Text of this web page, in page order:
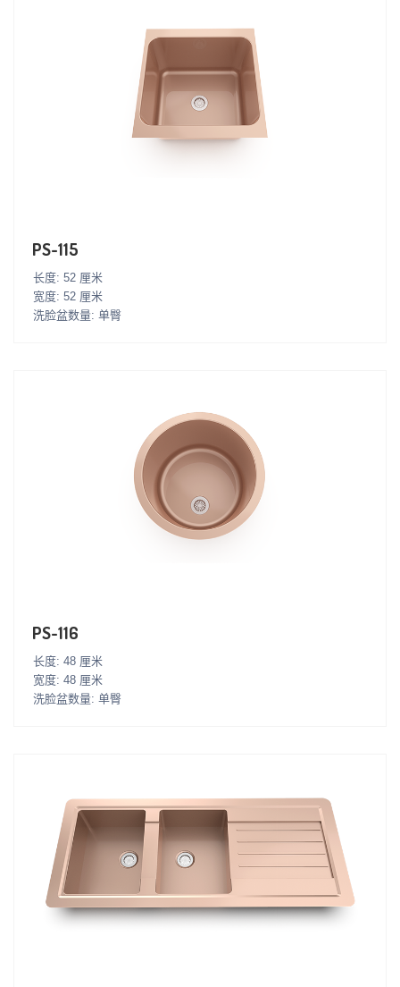
PS-115
长度: 52 厘米
宽度: 52 厘米
洗脸盆数量: 单臀
PS-116
长度: 48 厘米
宽度: 48 厘米
洗脸盆数量: 单臀